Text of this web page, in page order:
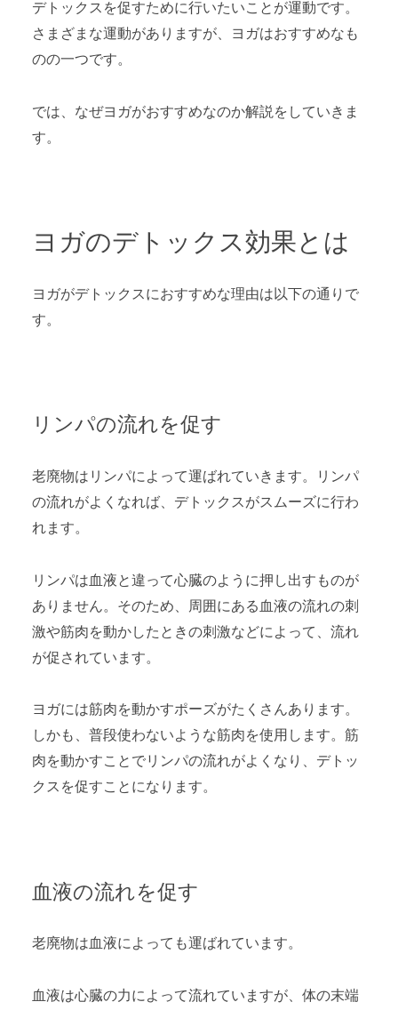
デトックスを促すために行いたいことが運動です。
さまざまな運動がありますが、ヨガはおすすめなも
のの一つです。
では、なぜヨガがおすすめなのか解説をしていきま
す。
ヨガのデトックス効果とは
ヨガがデトックスにおすすめな理由は以下の通りで
す。
リンパの流れを促す
老廃物はリンパによって運ばれていきます。リンパ
の流れがよくなれば、デトックスがスムーズに行わ
れます。
リンパは血液と違って心臓のように押し出すものが
ありません。そのため、周囲にある血液の流れの刺
激や筋肉を動かしたときの刺激などによって、流れ
が促されています。
ヨガには筋肉を動かすポーズがたくさんあります。
しかも、普段使わないような筋肉を使用します。筋
肉を動かすことでリンパの流れがよくなり、デトッ
クスを促すことになります。
血液の流れを促す
老廃物は血液によっても運ばれています。
血液は心臓の力によって流れていますが、体の末端